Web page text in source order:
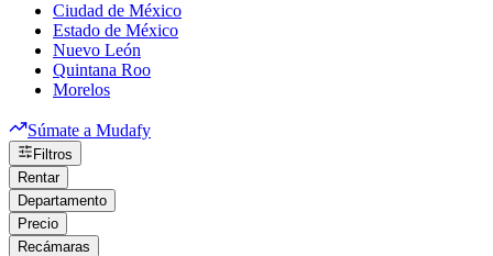
Ciudad de México
Estado de México
Nuevo León
Quintana Roo
Morelos
Súmate a Mudafy
Filtros
Rentar
Departamento
Precio
Recámaras